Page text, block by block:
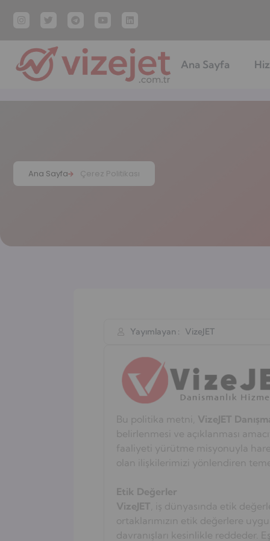
Ana Sayfa
Ana Sayfa Çerez Politikası
Yayımlayan : VizeJET
Bu politika metni, VizeJET
belirlenmesi ve açıklanması
faaliyeti yürütme misyonuyla
olan ilişkilerimizi yönlendiren
Etik Değerler
VizeJET , iş dünyasında etik
ortaklarımızın etik değerlere
davranışları kesinlikle reddeder.